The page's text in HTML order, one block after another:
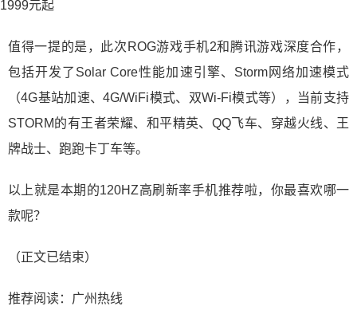
值得一提的是，此次ROG游戏手机2和腾讯游戏深度合作，
包括开发了Solar Core性能加速引擎、Storm网络加速模式
（4G基站加速、4G/WiFi模式、双Wi-Fi模式等），当前支持
STORM的有王者荣耀、和平精英、QQ飞车、穿越火线、王
牌战士、跑跑卡丁车等。
以上就是本期的120HZ高刷新率手机推荐啦，你最喜欢哪一
款呢？
（正文已结束）
推荐阅读： 广州热线